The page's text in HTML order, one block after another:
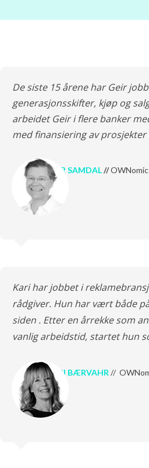
De siste 15 årene har Geir
generasjonsskifter, kjøp og
arbeidet Geir i flere banker
med finansiering av
GEIR SAMDAL//
Kari har jobbet i
rådgiver. Hun har vært både
siden . Etter en årrekke som
vanlig arbeidstid, startet hun
KARI BÆRVAHR //